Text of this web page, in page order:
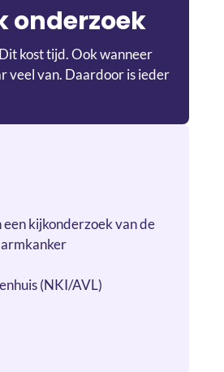
onderzoek
kost tijd. Ook wanneer
veel van. Daardoor is ieder
kijkonderzoek van de
(NKI/AVL)